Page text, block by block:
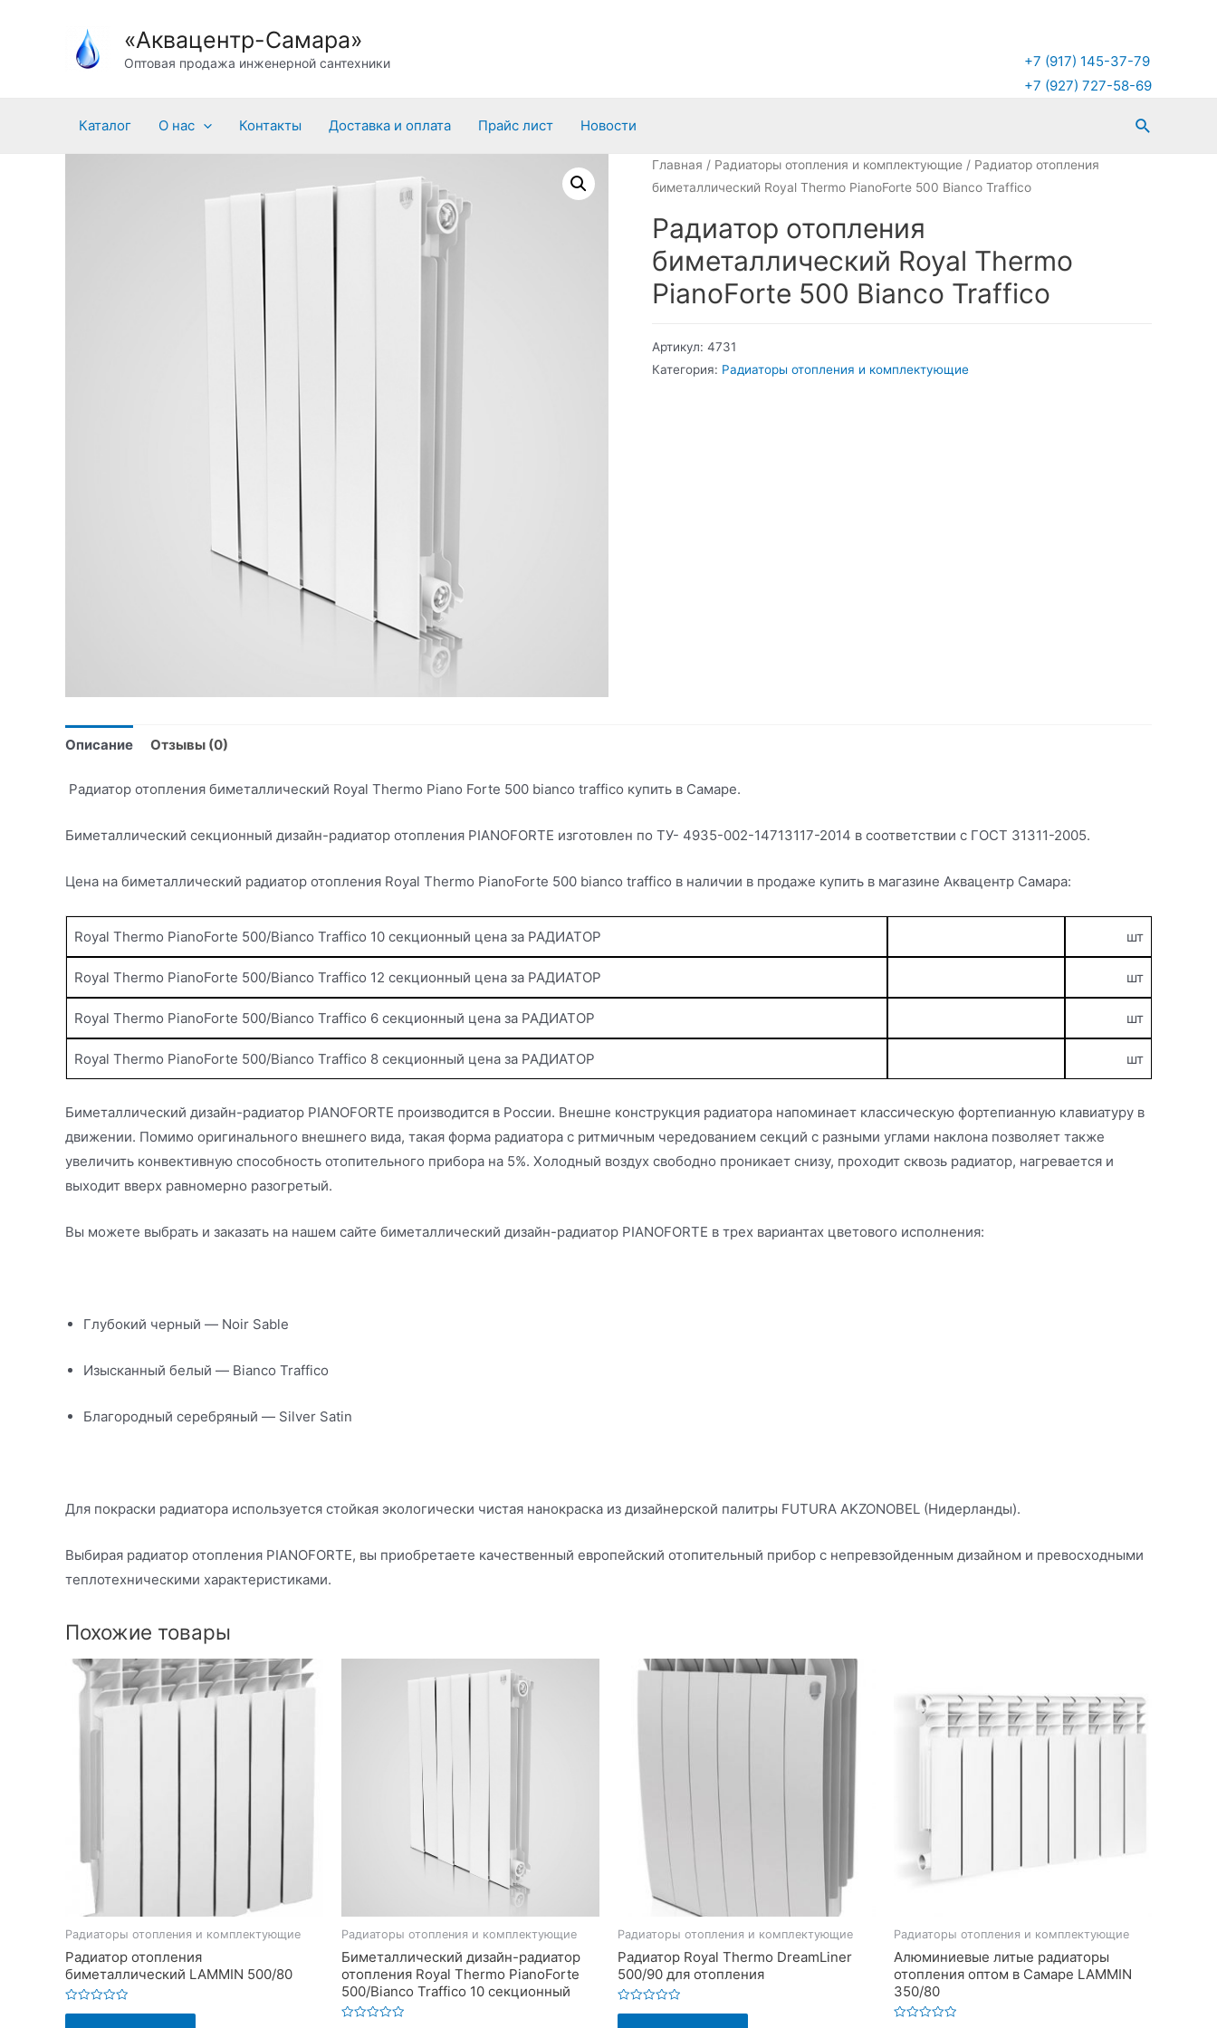
содержимому
«Аквацентр-Самара»
Оптовая продажа инженерной сантехники
+7 (917) 145-37-79
+7 (927) 727-58-69
Каталог О нас Контакты Доставка и оплата Прайс лист Новости Поиск
Главная / Радиаторы отопления и комплектующие / Радиатор отопления
биметаллический Royal Thermo PianoForte 500 Bianco Traffico
Радиатор отопления
биметаллический Royal Thermo
PianoForte 500 Bianco Traffico
Артикул: 4731
Категория: Радиаторы отопления и комплектующие
Описание Отзывы (0)
Радиатор отопления биметаллический Royal Thermo Piano Forte 500 bianco traffico купить в Самаре.
Биметаллический секционный дизайн-радиатор отопления PIANOFORTE изготовлен по ТУ- 4935-002-14713117-2014 в соответствии с ГОСТ 31311-2005.
Цена на биметаллический радиатор отопления Royal Thermo PianoForte 500 bianco traffico в наличии в продаже купить в магазине Аквацентр Самара:
Royal Thermo PianoForte 500/Bianco Traffico 10 секционный цена за РАДИАТОР шт
Royal Thermo PianoForte 500/Bianco Traffico 12 секционный цена за РАДИАТОР шт
Royal Thermo PianoForte 500/Bianco Traffico 6 секционный цена за РАДИАТОР шт
Royal Thermo PianoForte 500/Bianco Traffico 8 секционный цена за РАДИАТОР шт
Биметаллический дизайн-радиатор PIANOFORTE производится в России. Внешне конструкция радиатора напоминает классическую фортепианную клавиатуру в
движении. Помимо оригинального внешнего вида, такая форма радиатора с ритмичным чередованием секций с разными углами наклона позволяет также
увеличить конвективную способность отопительного прибора на 5%. Холодный воздух свободно проникает снизу, проходит сквозь радиатор, нагревается и
выходит вверх равномерно разогретый.
Вы можете выбрать и заказать на нашем сайте биметаллический дизайн-радиатор PIANOFORTE в трех вариантах цветового исполнения:
Глубокий черный — Noir Sable
Изысканный белый — Bianco Traffico
Благородный серебряный — Silver Satin
Для покраски радиатора используется стойкая экологически чистая нанокраска из дизайнерской палитры FUTURA AKZONOBEL (Нидерланды).
Выбирая радиатор отопления PIANOFORTE, вы приобретаете качественный европейский отопительный прибор с непревзойденным дизайном и превосходными
теплотехническими характеристиками.
Похожие товары
Радиаторы отопления и комплектующие
Радиатор отопления
биметаллический LAMMIN 500/80
Оценка
Радиаторы отопления и комплектующие
Биметаллический дизайн-радиатор
отопления Royal Thermo PianoForte
500/Bianco Traffico 10 секционный
Радиаторы отопления и комплектующие
Радиатор Royal Thermo DreamLiner
500/90 для отопления
Оценка
Радиаторы отопления и комплектующие
Алюминиевые литые радиаторы
отопления оптом в Самаре LAMMIN
350/80